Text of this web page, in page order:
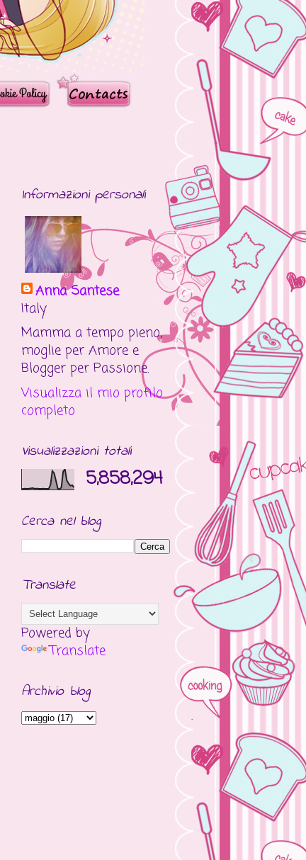
Informazioni personali
Anna Santese
Italy
Mamma a tempo pieno,
moglie per Amore e
Blogger per Passione.
Visualizza il mio profilo
completo
Visualizzazioni totali
5,858,294
Cerca nel blog
Translate
Powered by
Translate
Archivio blog